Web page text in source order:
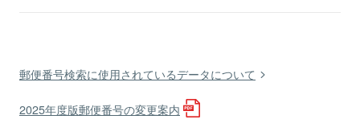
郵便番号検索に使用されているデータについて
2025年度版郵便番号の変更案内